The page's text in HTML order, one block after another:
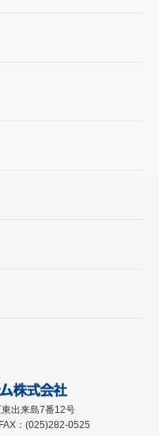
出来島7番12号
：(025)282-0525